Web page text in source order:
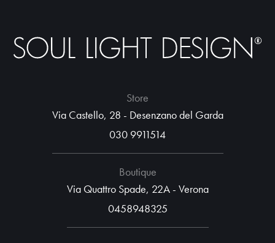
Store
Via Castello, 28 - Desenzano del Garda
030 9911514
Boutique
Via Quattro Spade, 22A - Verona
0458948325